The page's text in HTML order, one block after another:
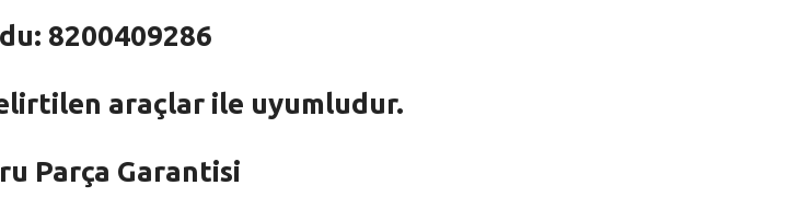
8200409286
araçlar ile uyumludur.
Parça Garantisi